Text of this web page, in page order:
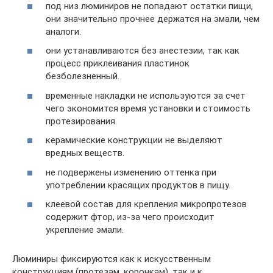
под низ люминиров не попадают остатки пищи,
они значительно прочнее держатся на эмали, чем
аналоги.
они устанавливаются без анестезии, так как
процесс приклеивания пластинок
безболезненный.
временные накладки не используются за счет
чего экономится время установки и стоимость
протезирования.
керамические конструкции не выделяют
вредных веществ.
не подвержены изменению оттенка при
употреблении красящих продуктов в пищу.
клеевой состав для крепления микропротезов
содержит фтор, из-за чего происходит
укрепление эмали.
Люминиры фиксируются как к искусственным